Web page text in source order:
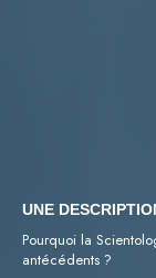
UNE
Pourquoi la
antécédents ?